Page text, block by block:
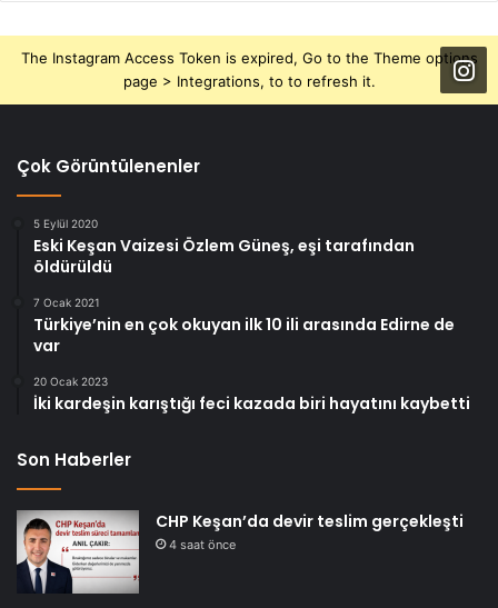
The Instagram Access Token is expired, Go to the Theme options
page > Integrations, to to refresh it.
Çok Görüntülenenler
5 Eylül 2020
Eski Keşan Vaizesi Özlem Güneş, eşi tarafından
öldürüldü
7 Ocak 2021
Türkiye’nin en çok okuyan ilk 10 ili arasında Edirne de
var
20 Ocak 2023
İki kardeşin karıştığı feci kazada biri hayatını kaybetti
Son Haberler
CHP Keşan’da devir teslim gerçekleşti
4 saat önce